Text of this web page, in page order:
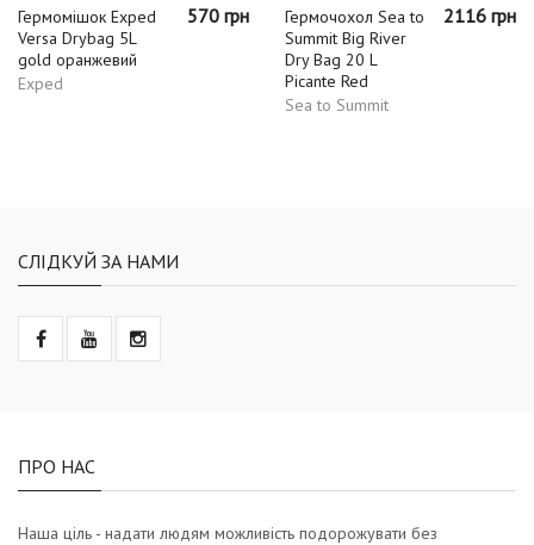
Гермомішок Exped
Versa Drybag 5L
gold оранжевий
Exped
570 грн
Гермочохол Sea to
Summit Big River
Dry Bag 20 L
Picante Red
Sea to Summit
2116 грн
СЛІДКУЙ ЗА НАМИ
ПРО НАС
Наша ціль - надати людям можливість подорожувати без